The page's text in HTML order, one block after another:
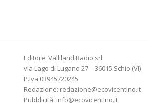
Editore: Valliland Radio srl
via Lago di Lugano 27 – 36015 Schio (VI)
P.Iva 03945720245
Redazione: redazione@ecovicentino.it
Pubblicità: info@ecovicentino.it